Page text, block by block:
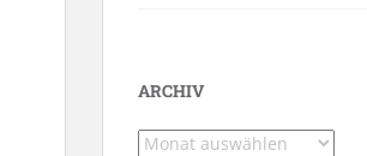
ARCHIV
Archiv